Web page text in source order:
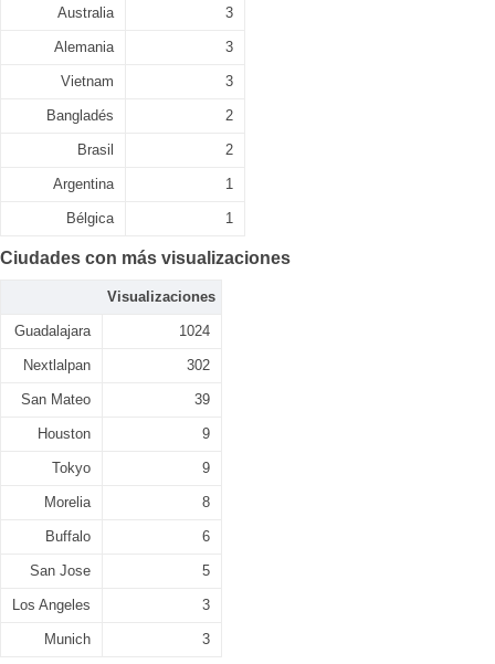
Australia 3
Alemania 3
Vietnam 3
Bangladés 2
Brasil 2
Argentina 1
Bélgica 1
Ciudades con más visualizaciones
Visualizaciones
Guadalajara 1024
Nextlalpan 302
San Mateo 39
Houston 9
Tokyo 9
Morelia 8
Buffalo 6
San Jose 5
Los Angeles 3
Munich 3